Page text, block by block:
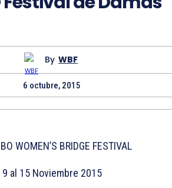
By WBF
6 octubre, 2015
WOMEN’S BRIDGE FESTIVAL
9 al 15 Noviembre 2015